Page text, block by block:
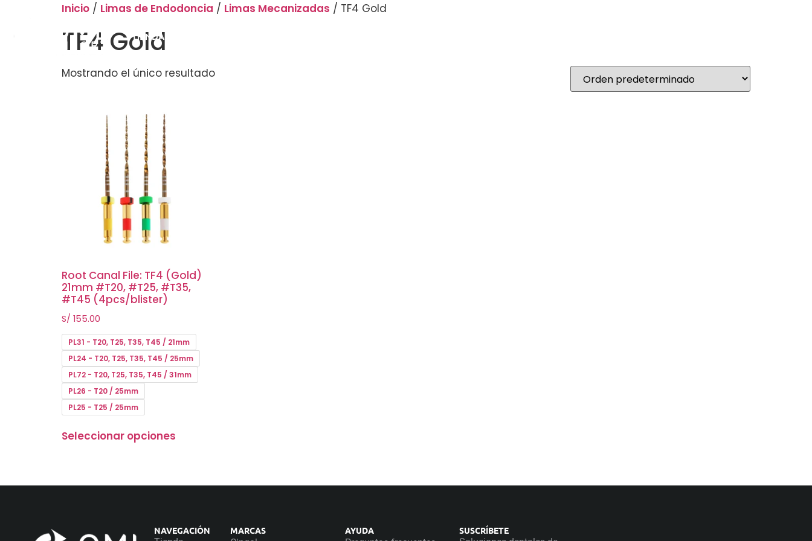
TIENDA
Inicio / Limas de Endodoncia / Limas Mecanizadas / TF4 Gold
TF4 Gold
Mostrando el único resultado
Root Canal File: TF4 (Gold)
21mm #T20, #T25, #T35,
#T45 (4pcs/blister)
S/ 155.00
PL31 - T20, T25, T35, T45 / 21mm
PL24 - T20, T25, T35, T45 / 25mm
PL72 - T20, T25, T35, T45 / 31mm
PL26 - T20 / 25mm
PL25 - T25 / 25mm
Seleccionar opciones
NAVEGACIÓN MARCAS AYUDA SUSCRÍBETE